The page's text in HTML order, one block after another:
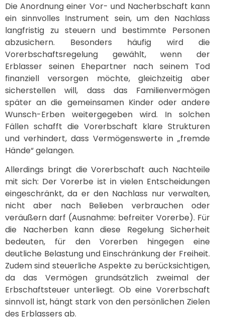
Die Anordnung einer Vor- und Nacherbschaft kann
ein sinnvolles Instrument sein, um den Nachlass
langfristig zu steuern und bestimmte Personen
abzusichern. Besonders häufig wird die
Vorerbschaftsregelung gewählt, wenn der
Erblasser seinen Ehepartner nach seinem Tod
finanziell versorgen möchte, gleichzeitig aber
sicherstellen will, dass das Familienvermögen
später an die gemeinsamen Kinder oder andere
Wunsch-Erben weitergegeben wird. In solchen
Fällen schafft die Vorerbschaft klare Strukturen
und verhindert, dass Vermögenswerte in „fremde
Hände“ gelangen.
Allerdings bringt die Vorerbschaft auch Nachteile
mit sich: Der Vorerbe ist in vielen Entscheidungen
eingeschränkt, da er den Nachlass nur verwalten,
nicht aber nach Belieben verbrauchen oder
veräußern darf (Ausnahme: befreiter Vorerbe). Für
die Nacherben kann diese Regelung Sicherheit
bedeuten, für den Vorerben hingegen eine
deutliche Belastung und Einschränkung der Freiheit.
Zudem sind steuerliche Aspekte zu berücksichtigen,
da das Vermögen grundsätzlich zweimal der
Erbschaftsteuer unterliegt. Ob eine Vorerbschaft
sinnvoll ist, hängt stark von den persönlichen Zielen
des Erblassers ab.